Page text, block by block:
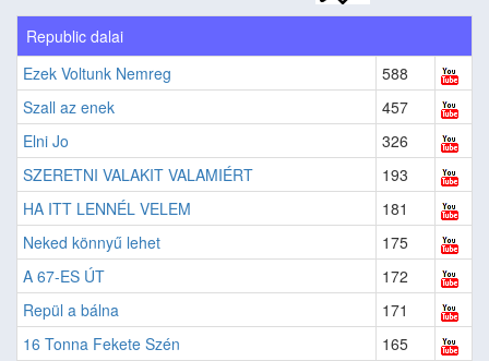
Republic dalai
Ezek Voltunk Nemreg
588
Szall az enek
457
Elni Jo
326
SZERETNI VALAKIT VALAMIÉRT
193
HA ITT LENNÉL VELEM
181
Neked könnyű lehet
175
A 67-ES ÚT
172
Repül a bálna
171
16 Tonna Fekete Szén
165